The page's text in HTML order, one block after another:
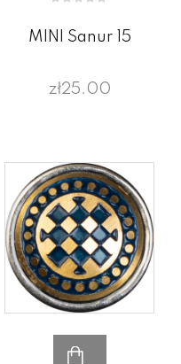
MINI Sanur 15
zł25.00